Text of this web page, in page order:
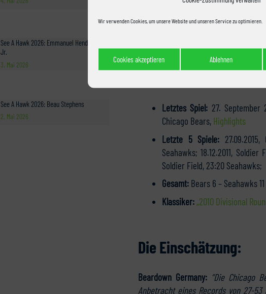
Wir verwenden Cookies, um unsere Website und unseren Service zu optimieren.
Cookies akzeptieren Ablehnen
See A Hawk 2026: Emmanuel Henderson
Jr.
3. Mai 2026
See A Hawk 2026: Beau Stephens
2. Mai 2026
https://
https://
Letztes Spiel: 27. September
Chicago Bears, Highlights
Letzte 5 Spiele:
Seahawks; 18.12.2011, Soldier
Soldier Field, 23:20 Seahawks;
Gesamt: Bears 6 – Seahawks
Klassiker: „2010 Divisional
Die Einschätzung:
Beardown Germany: “Die Chicago
Anbetracht eines Records von 27-